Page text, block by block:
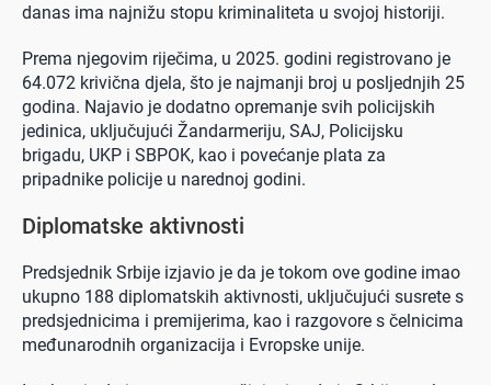
danas ima najnižu stopu kriminaliteta u svojoj historiji.
Prema njegovim riječima, u 2025. godini registrovano je
64.072 krivična djela, što je najmanji broj u posljednjih 25
godina. Najavio je dodatno opremanje svih policijskih
jedinica, uključujući Žandarmeriju, SAJ, Policijsku
brigadu, UKP i SBPOK, kao i povećanje plata za
pripadnike policije u narednoj godini.
Diplomatske aktivnosti
Predsjednik Srbije izjavio je da je tokom ove godine imao
ukupno 188 diplomatskih aktivnosti, uključujući susrete s
predsjednicima i premijerima, kao i razgovore s čelnicima
međunarodnih organizacija i Evropske unije.